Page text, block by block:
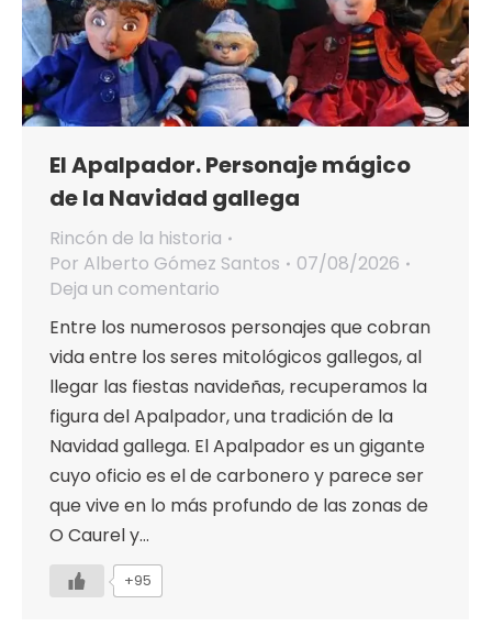
El Apalpador. Personaje mágico
de la Navidad gallega
Rincón de la historia
Por Alberto Gómez Santos
07/08/2026
Deja un comentario
Entre los numerosos personajes que cobran
vida entre los seres mitológicos gallegos, al
llegar las fiestas navideñas, recuperamos la
figura del Apalpador, una tradición de la
Navidad gallega. El Apalpador es un gigante
cuyo oficio es el de carbonero y parece ser
que vive en lo más profundo de las zonas de
O Caurel y…
+95